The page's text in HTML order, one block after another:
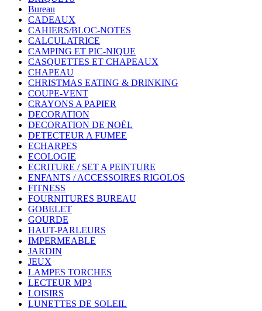
Bureau
CADEAUX
CAHIERS/BLOC-NOTES
CALCULATRICE
CAMPING ET PIC-NIQUE
CASQUETTES ET CHAPEAUX
CHAPEAU
CHRISTMAS EATING & DRINKING
COUPE-VENT
CRAYONS A PAPIER
DECORATION
DECORATION DE NOËL
DETECTEUR A FUMEE
ECHARPES
ECOLOGIE
ECRITURE / SET A PEINTURE
ENFANTS / ACCESSOIRES RIGOLOS
FITNESS
FOURNITURES BUREAU
GOBELET
GOURDE
HAUT-PARLEURS
IMPERMEABLE
JARDIN
JEUX
LAMPES TORCHES
LECTEUR MP3
LOISIRS
LUNETTES DE SOLEIL